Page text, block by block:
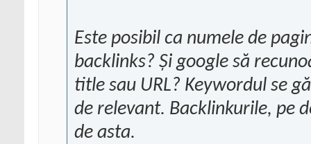
Este posibil ca numele de
backlinks? Și google să
title sau URL? Keywordul se
de relevant. Backlinkurile, pe
de asta.